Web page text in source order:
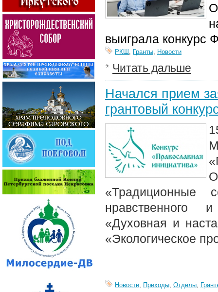
выиграла конкурс
РКШ , Гранты, Новости
Читать дальше
Начался прием
грантовый
«Традиционные
нравственного и
«Духовная и
«Экологическое
Новости, Приходы, Отделы,